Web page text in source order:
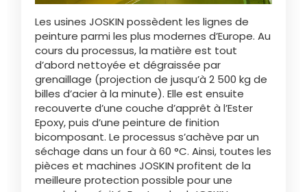
中文
Português
Türk
العربية
Les usines JOSKIN possèdent les lignes de
peinture parmi les plus modernes d’Europe. Au
cours du processus, la matière est tout
d’abord nettoyée et dégraissée par
grenaillage (projection de jusqu’à 2 500 kg de
billes d’acier à la minute). Elle est ensuite
recouverte d’une couche d’apprêt à l’Ester
Epoxy, puis d’une peinture de finition
bicomposant. Le processus s’achève par un
séchage dans un four à 60 °C. Ainsi, toutes les
pièces et machines JOSKIN profitent de la
meilleure protection possible pour une